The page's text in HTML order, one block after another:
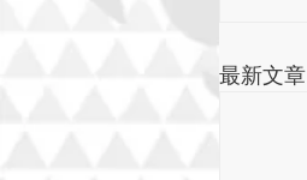
最新文章